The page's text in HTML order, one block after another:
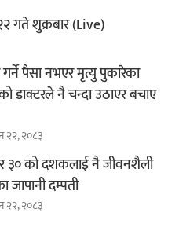
गते शुक्रबार (Live)
पैसा नभएर मृत्यु पुकारेका
डाक्टरले नै चन्दा उठाएर बचाए
२२, २०८३
३० को दशकलाई नै जीवनशैली
जापानी दम्पती
२२, २०८३